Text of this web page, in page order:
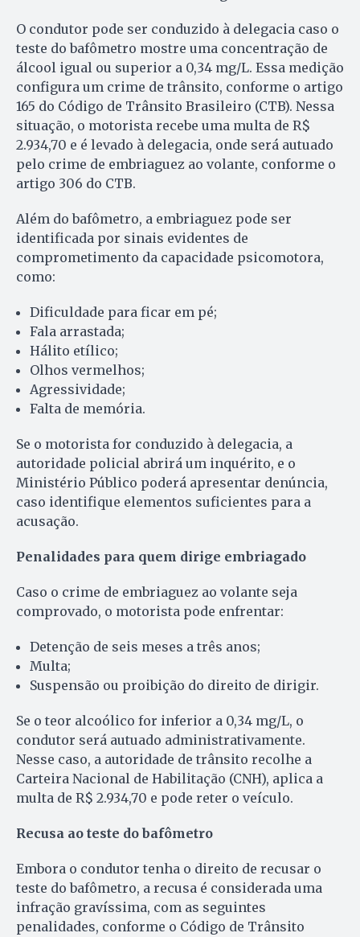
O condutor pode ser conduzido à delegacia caso o
teste do bafômetro mostre uma concentração de
álcool igual ou superior a 0,34 mg/L. Essa medição
configura um crime de trânsito, conforme o artigo
165 do Código de Trânsito Brasileiro (CTB). Nessa
situação, o motorista recebe uma multa de R$
2.934,70 e é levado à delegacia, onde será autuado
pelo crime de embriaguez ao volante, conforme o
artigo 306 do CTB.
Além do bafômetro, a embriaguez pode ser
identificada por sinais evidentes de
comprometimento da capacidade psicomotora,
como:
Dificuldade para ficar em pé;
Fala arrastada;
Hálito etílico;
Olhos vermelhos;
Agressividade;
Falta de memória.
Se o motorista for conduzido à delegacia, a
autoridade policial abrirá um inquérito, e o
Ministério Público poderá apresentar denúncia,
caso identifique elementos suficientes para a
acusação.
Penalidades para quem dirige embriagado
Caso o crime de embriaguez ao volante seja
comprovado, o motorista pode enfrentar:
Detenção de seis meses a três anos;
Multa;
Suspensão ou proibição do direito de dirigir.
Se o teor alcoólico for inferior a 0,34 mg/L, o
condutor será autuado administrativamente.
Nesse caso, a autoridade de trânsito recolhe a
Carteira Nacional de Habilitação (CNH), aplica a
multa de R$ 2.934,70 e pode reter o veículo.
Recusa ao teste do bafômetro
Embora o condutor tenha o direito de recusar o
teste do bafômetro, a recusa é considerada uma
infração gravíssima, com as seguintes
penalidades, conforme o Código de Trânsito